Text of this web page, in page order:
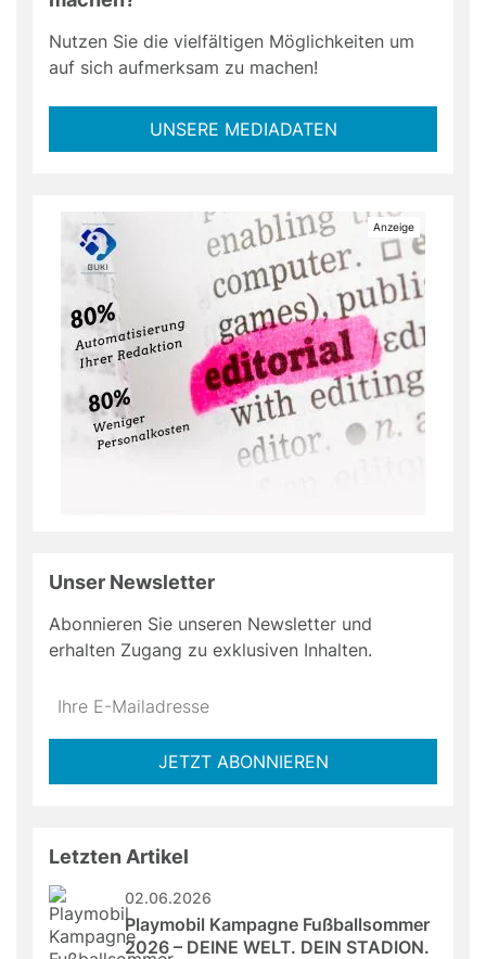
Nutzen Sie die vielfältigen Möglichkeiten um
auf sich aufmerksam zu machen!
UNSERE MEDIADATEN
Unser Newsletter
Abonnieren Sie unseren Newsletter und
erhalten Zugang zu exklusiven Inhalten.
Do
*Ihre
JETZT ABONNIEREN
Letzten Artikel
02.06.2026
Playmobil Kampagne Fußballsommer
2026 – DEINE WELT. DEIN STADION.